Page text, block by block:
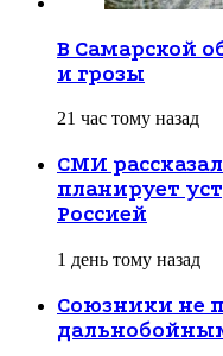
В Самарской
и грозы
21 час тому назад
СМИ
планирует
Россией
1 день тому назад
Союзники не